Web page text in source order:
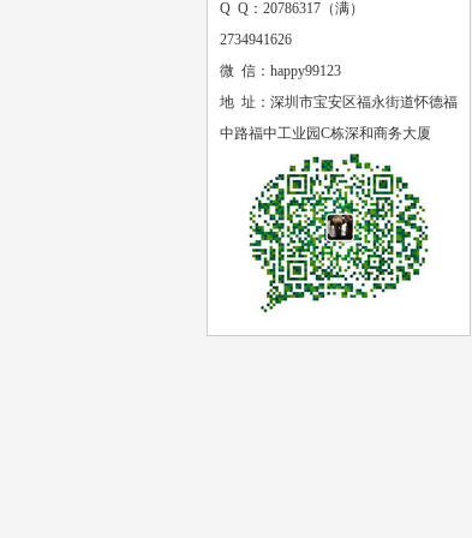
Q Q：20786317（满）
2734941626
微 信：happy99123
地 址：深圳市宝安区福永街道怀德福
中路福中工业园C栋深和商务大厦